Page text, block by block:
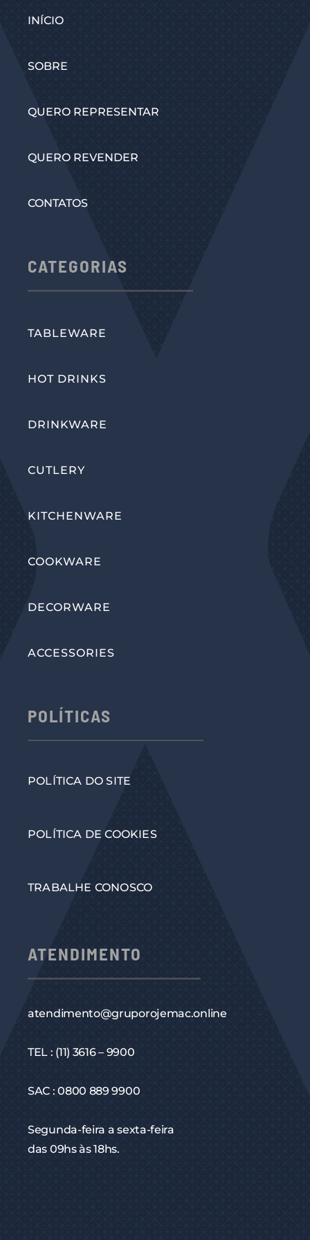
INÍCIO
SOBRE
QUERO REPRESENTAR
QUERO REVENDER
CONTATOS
CATEGORIAS
TABLEWARE
HOT DRINKS
DRINKWARE
CUTLERY
KITCHENWARE
COOKWARE
DECORWARE
ACCESSORIES
POLÍTICAS
POLÍTICA DO SITE
POLÍTICA DE COOKIES
TRABALHE CONOSCO
ATENDIMENTO
atendimento@gruporojemac.online
TEL : (11) 3616 – 9900
SAC : 0800 889 9900
Segunda-feira a sexta-feira
das 09hs às 18hs.